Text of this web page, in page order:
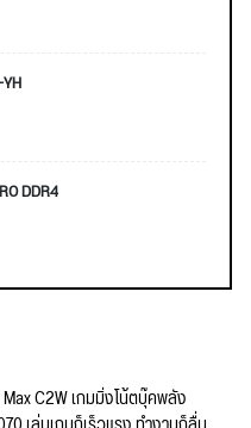
DDR4
C2W เกมมิ่งโน้ตบุ๊คพลัง